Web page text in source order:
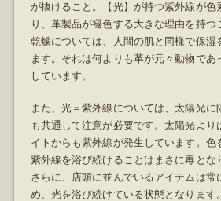
が抜けること。【光】が持つ紫外線が色
り、革製品が褪色する大きな理由を持つ
乾燥については、人間の肌と同様で保湿
ます。それは何よりも革が元々動物であ
しています。
また、光＝紫外線については、太陽光に
も共通して注意が必要です。太陽光より
イトからも紫外線が発生しています。色
紫外線を浴び続けることはまさに毒とな
さらに、店頭に並んでいるアイテムは常
め、光を浴び続けている状態となります